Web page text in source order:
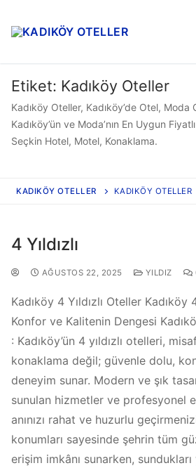
Etiket: Kadıköy Oteller
Kadıköy Oteller, Kadıköy’de Otel, Moda
Kadıköy’ün ve Moda’nın En Uygun
Seçkin Hotel, Motel, Konaklama.
KADIKÖY OTELLER KADIKÖY OTELLER
4 Yıldızlı
AĞUSTOS 22, 2025 YILDIZ
Kadıköy 4 Yıldızlı Oteller Kadıköy
Konfor ve Kalitenin Dengesi
: Kadıköy’ün 4 yıldızlı otelleri,
konaklama değil; güvenle dolu,
deneyim sunar. Modern ve şık
sunulan hizmetler ve profesyonel
anınızı rahat ve huzurlu
konumları sayesinde şehrin tüm
erişim imkânı sunarken,